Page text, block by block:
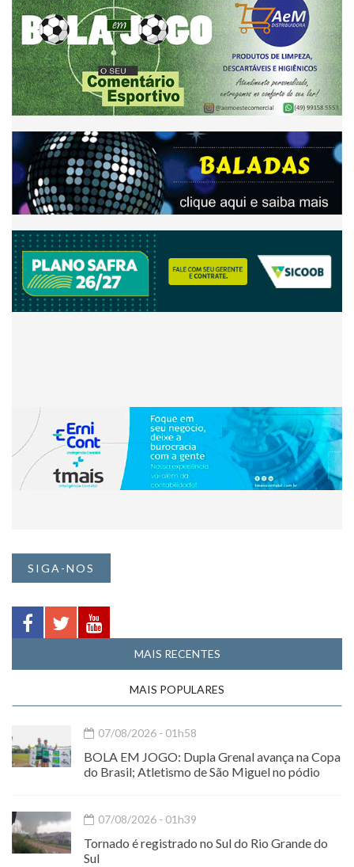
SIGA-NOS
MAIS RECENTES
MAIS POPULARES
07/08/2026 - 01h58
BOLA EM JOGO: Dupla Grenal avança na Copa
do Brasil; Atletismo de São Miguel no pódio
07/08/2026 - 01h39
Tornado é registrado no Sul do Rio Grande do
Sul